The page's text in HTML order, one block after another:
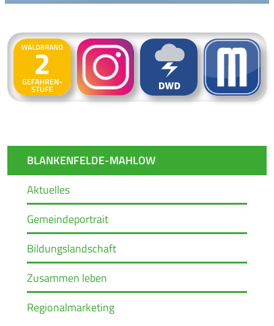
BLANKENFELDE-MAHLOW
Aktuelles
Gemeindeportrait
Bildungslandschaft
Zusammen leben
Regionalmarketing